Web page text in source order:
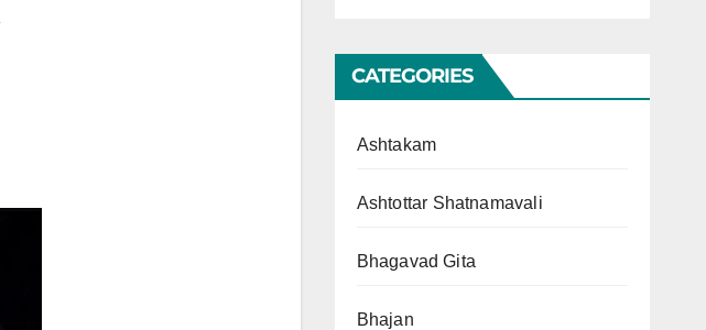
CATEGORIES
Ashtakam
Ashtottar Shatnamavali
Bhagavad Gita
Bhajan